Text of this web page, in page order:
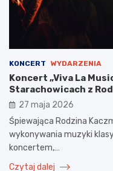
KONCERT WYDARZENIA
Koncert „Viva La
Starachowicach z
27 maja 2026
Śpiewająca Rodzina
wykonywania muzyki
koncertem,…
Czytaj dalej